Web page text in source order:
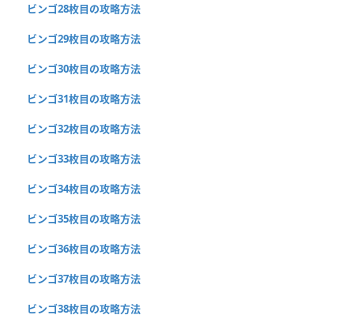
ビンゴ28枚目の攻略方法
ビンゴ29枚目の攻略方法
ビンゴ30枚目の攻略方法
ビンゴ31枚目の攻略方法
ビンゴ32枚目の攻略方法
ビンゴ33枚目の攻略方法
ビンゴ34枚目の攻略方法
ビンゴ35枚目の攻略方法
ビンゴ36枚目の攻略方法
ビンゴ37枚目の攻略方法
ビンゴ38枚目の攻略方法